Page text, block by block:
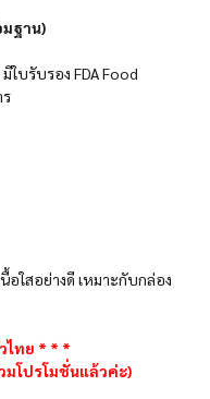
ฐาน)
บรับรอง FDA Food
อใสอย่างดี เหมาะกับกล่อง
ไทย * * *
มโปรโมชั่นแล้วค่ะ)